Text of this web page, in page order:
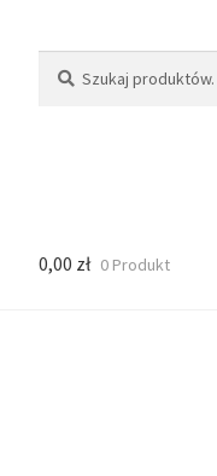
0,00 zł 0 Produkt